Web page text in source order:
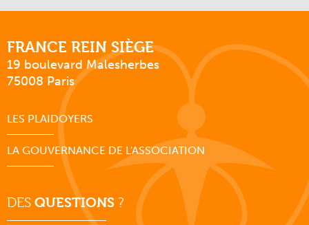
FRANCE REIN SIÈGE
19 boulevard Malesherbes
75008 Paris
LES PLAIDOYERS
LA GOUVERNANCE DE L'ASSOCIATION
DES QUESTIONS ?